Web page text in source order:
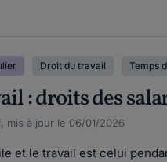
Droit du travail Temps
: droits des
mis à jour le 06/01/2026
et le travail est celui